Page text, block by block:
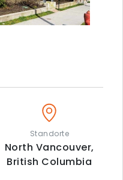
Standorte
North Vancouver,
British Columbia